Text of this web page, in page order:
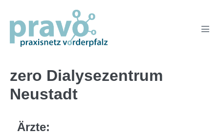
Inhalt
springen
zero Dialysezentrum
Neustadt
Ärzte: